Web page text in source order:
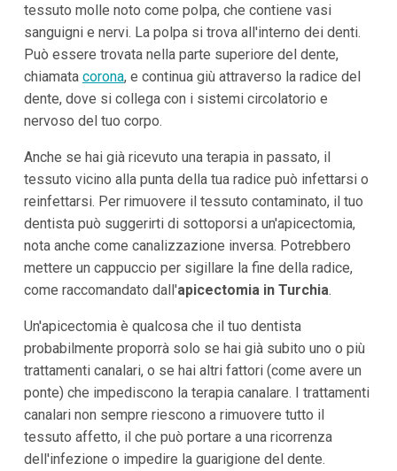
tessuto molle noto come polpa, che contiene vasi
sanguigni e nervi. La polpa si trova all'interno dei denti.
Può essere trovata nella parte superiore del dente,
chiamata corona, e continua giù attraverso la radice del
dente, dove si collega con i sistemi circolatorio e
nervoso del tuo corpo.
Anche se hai già ricevuto una terapia in passato, il
tessuto vicino alla punta della tua radice può infettarsi o
reinfettarsi. Per rimuovere il tessuto contaminato, il tuo
dentista può suggerirti di sottoporsi a un'apicectomia,
nota anche come canalizzazione inversa. Potrebbero
mettere un cappuccio per sigillare la fine della radice,
come raccomandato dall'apicectomia in Turchia.
Un'apicectomia è qualcosa che il tuo dentista
probabilmente proporrà solo se hai già subito uno o più
trattamenti canalari, o se hai altri fattori (come avere un
ponte) che impediscono la terapia canalare. I trattamenti
canalari non sempre riescono a rimuovere tutto il
tessuto affetto, il che può portare a una ricorrenza
dell'infezione o impedire la guarigione del dente.